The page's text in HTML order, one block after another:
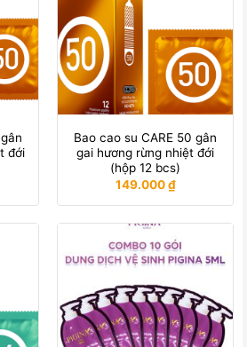
đới
Bao cao su CARE 50 gân
gai hương rừng nhiệt đới
(hộp 12 bcs)
149.000₫